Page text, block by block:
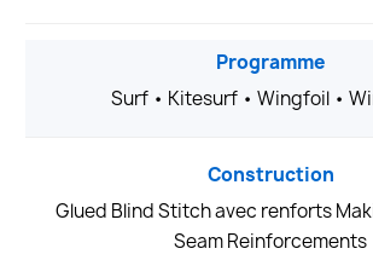
Programme
Surf • Kitesurf • Wingfoil •
Construction
Glued Blind Stitch avec renforts
Seam Reinforcements